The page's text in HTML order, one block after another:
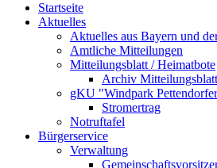
Startseite
Aktuelles
Aktuelles aus Bayern und
Amtliche Mitteilungen
Mitteilungsblatt / Heimatbote
Archiv Mitteilungsblatt
gKU "Windpark
Stromertrag
Notruftafel
Bürgerservice
Verwaltung